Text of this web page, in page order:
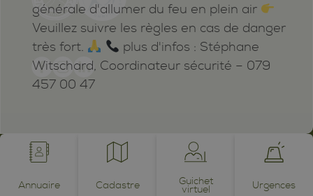
Annuaire Cadastre Guichet
virtuel Urgences
powered by /BOOMERANG
photos by JEAN-CLAUDE ROH ©
générale d'allumer du feu en plein air
Veuillez suivre les règles en cas de danger
très fort.
plus d'infos : Stéphane
Witschard, Coordinateur sécurité – 079
457 00 47